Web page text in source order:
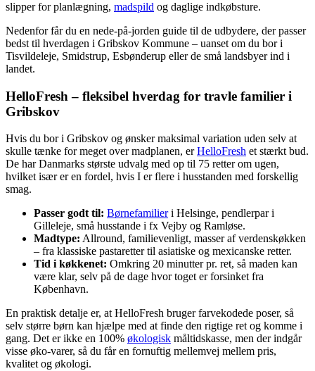
slipper for planlægning, madspild og daglige indkøbsture.
Nedenfor får du en nede-på-jorden guide til de udbydere, der passer
bedst til hverdagen i Gribskov Kommune – uanset om du bor i
Tisvildeleje, Smidstrup, Esbønderup eller de små landsbyer ind i
landet.
HelloFresh – fleksibel hverdag for travle familier i
Gribskov
Hvis du bor i Gribskov og ønsker maksimal variation uden selv at
skulle tænke for meget over madplanen, erHelloFresh et stærkt bud.
De har Danmarks største udvalg med op til 75 retter om ugen,
hvilket især er en fordel, hvis I er flere i husstanden med forskellig
smag.
Passer godt til: Børnefamilieri Helsinge, pendlerpar i
Gilleleje, små husstande i fx Vejby og Ramløse.
Madtype: Allround, familievenligt, masser af verdenskøkken
– fra klassiske pastaretter til asiatiske og mexicanske retter.
Tid i køkkenet: Omkring 20 minutter pr. ret, så maden kan
være klar, selv på de dage hvor toget er forsinket fra
København.
En praktisk detalje er, at HelloFresh bruger farvekodede poser, så
selv større børn kan hjælpe med at finde den rigtige ret og komme i
gang. Det er ikke en 100% økologisk måltidskasse, men der indgår
visse øko-varer, så du får en fornuftig mellemvej mellem pris,
kvalitet og økologi.